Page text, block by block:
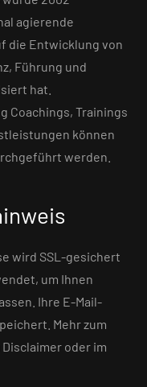
agierende
die Entwicklung von
Führung und
hat.
Coachings, Trainings
können
werden.
wird SSL-gesichert
um Ihnen
Ihre E-Mail-
Mehr zum
oder im